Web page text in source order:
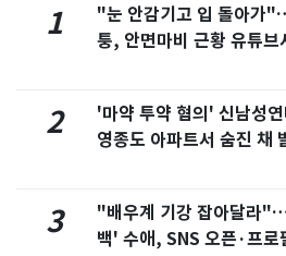
1
"눈 안감기고 입 돌아가
퉁, 안면마비 근황 유튜브
2
'마약 투약 혐의' 신남성
영종도 아파트서 숨진 채
3
"배우계 기강 잡아달라
백' 수애, SNS 오픈·프로